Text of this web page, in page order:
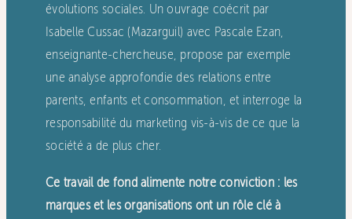
évolutions sociales. Un ouvrage coécrit par
Isabelle Cussac (Mazarguil) avec Pascale Ezan,
enseignante-chercheuse, propose par exemple
une analyse approfondie des relations entre
parents, enfants et consommation, et interroge la
responsabilité du marketing vis-à-vis de ce que la
société a de plus cher.
Ce travail de fond alimente notre conviction : les
marques et les organisations ont un rôle clé à